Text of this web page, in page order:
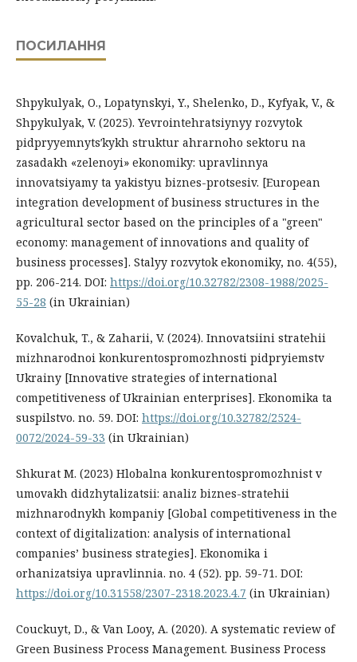
ПОСИЛАННЯ
Shpykulyak, O., Lopatynskyi, Y., Shelenko, D., Kyfyak, V., &
Shpykulyak, V. (2025). Yevrointehratsiynyy rozvytok
pidpryyemnytsʹkykh struktur ahrarnoho sektoru na
zasadakh «zelenoyi» ekonomiky: upravlinnya
innovatsiyamy ta yakistyu biznes-protsesiv. [European
integration development of business structures in the
agricultural sector based on the principles of a "green"
economy: management of innovations and quality of
business processes]. Stalyy rozvytok ekonomiky, no. 4(55),
pp. 206-214. DOI: https://doi.org/10.32782/2308-1988/2025-
55-28 (in Ukrainian)
Kovalchuk, T., & Zaharii, V. (2024). Innovatsiini stratehii
mizhnarodnoi konkurentospromozhnosti pidpryiemstv
Ukrainy [Innovative strategies of international
competitiveness of Ukrainian enterprises]. Ekonomika ta
suspilstvo. no. 59. DOI: https://doi.org/10.32782/2524-
0072/2024-59-33 (in Ukrainian)
Shkurat M. (2023) Hlobalna konkurentospromozhnist v
umovakh didzhytalizatsii: analiz biznes-stratehii
mizhnarodnykh kompaniy [Global competitiveness in the
context of digitalization: analysis of international
companies’ business strategies]. Ekonomika i
orhanizatsiya upravlinnia. no. 4 (52). pp. 59-71. DOI:
https://doi.org/10.31558/2307-2318.2023.4.7 (in Ukrainian)
Couckuyt, D., & Van Looy, A. (2020). A systematic review of
Green Business Process Management. Business Process